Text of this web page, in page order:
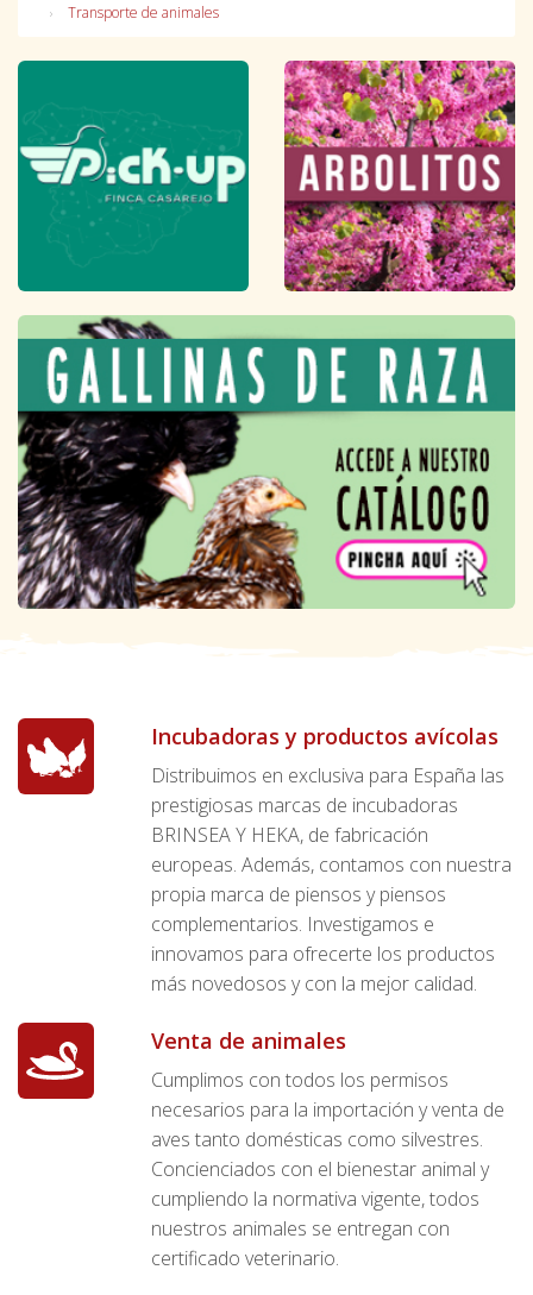
Transporte de animales
Incubadoras y productos avícolas
Distribuimos en exclusiva para España las
prestigiosas marcas de incubadoras
BRINSEA Y HEKA, de fabricación
europeas. Además, contamos con nuestra
propia marca de piensos y piensos
complementarios. Investigamos e
innovamos para ofrecerte los productos
más novedosos y con la mejor calidad.
Venta de animales
Cumplimos con todos los permisos
necesarios para la importación y venta de
aves tanto domésticas como silvestres.
Concienciados con el bienestar animal y
cumpliendo la normativa vigente, todos
nuestros animales se entregan con
certificado veterinario.